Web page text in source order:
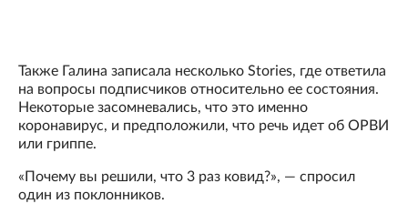
Также Галина записала несколько Stories, где ответила
на вопросы подписчиков относительно ее состояния.
Некоторые засомневались, что это именно
коронавирус, и предположили, что речь идет об ОРВИ
или гриппе.
«Почему вы решили, что 3 раз ковид?», — спросил
один из поклонников.